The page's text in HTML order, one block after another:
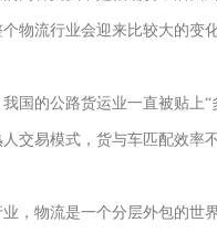
物流行业会迎来比较大的变
国的公路货运业一直被贴上
交易模式，货与车匹配效率
，物流是一个分层外包的世